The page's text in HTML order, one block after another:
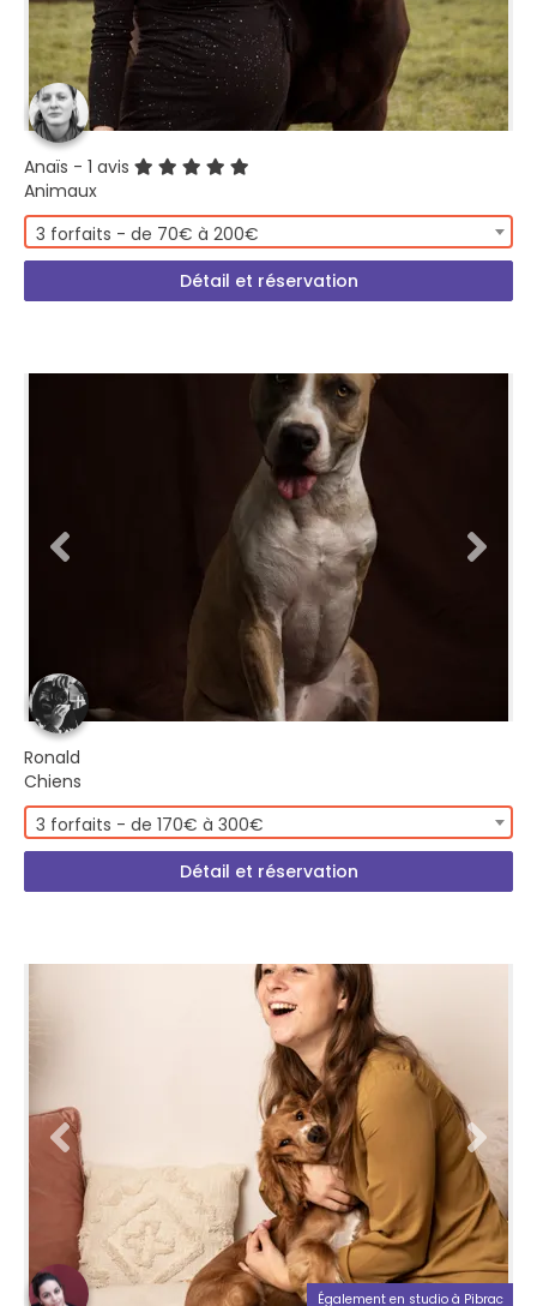
Anaïs - 1 avis
Animaux
3 forfaits - de 70€ à 200€
Détail et réservation
Ronald
Chiens
3 forfaits - de 170€ à 300€
Détail et réservation
Également en studio à Pibrac